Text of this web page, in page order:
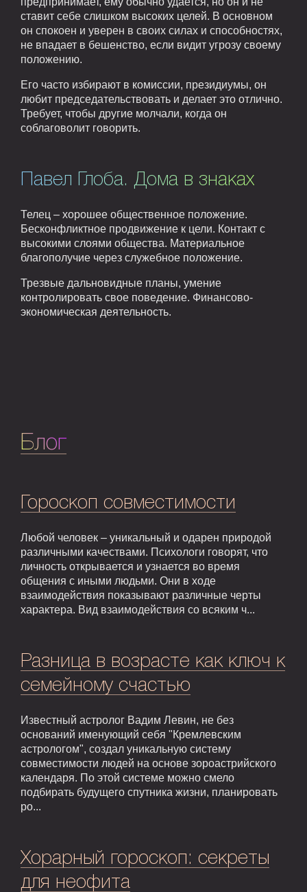
ставит себе слишком высоких целей. В основном
он спокоен и уверен в своих силах и способностях,
не впадает в бешенство, если видит угрозу своему
положению.
Его часто избирают в комиссии, президиумы, он
любит председательствовать и делает это отлично.
Требует, чтобы другие молчали, когда он
соблаговолит говорить.
Павел Глоба. Дома в знаках
Телец – хорошее общественное положение.
Бесконфликтное продвижение к цели. Контакт с
высокими слоями общества. Материальное
благополучие через служебное положение.
Трезвые дальновидные планы, умение
контролировать свое поведение. Финансово-
экономическая деятельность.
Блог
Гороскоп совместимости
Любой человек – уникальный и одарен природой
различными качествами. Психологи говорят, что
личность открывается и узнается во время
общения с иными людьми. Они в ходе
взаимодействия показывают различные черты
характера. Вид взаимодействия со всяким ч...
Разница в возрасте как ключ к
семейному счастью
Известный астролог Вадим Левин, не без
оснований именующий себя "Кремлевским
астрологом", создал уникальную систему
совместимости людей на основе зороастрийского
календаря. По этой системе можно смело
подбирать будущего спутника жизни, планировать
ро...
Хорарный гороскоп: секреты
для неофита